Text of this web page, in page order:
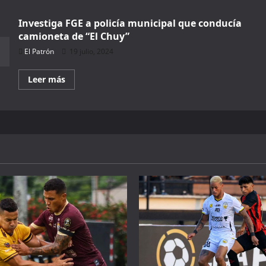
en
Aquiles
Serdán;
FGE
apuesta
versión
de
suicidio
Investiga FGE a policía municipal que conducía
camioneta de “El Chuy”
El Patrón 19 julio, 2024
Leer másRead
more
camioneta
“El
Chuy”